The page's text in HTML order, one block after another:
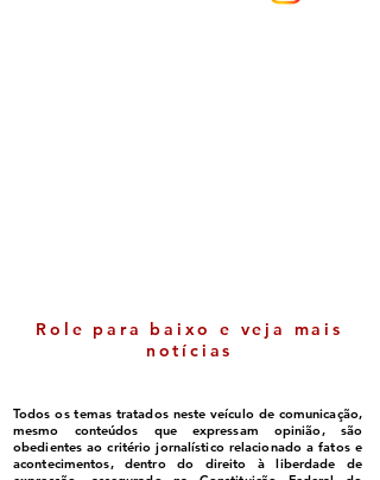
Role para baixo e veja mais
notícias
Todos os temas tratados neste veículo de comunicação,
mesmo conteúdos que expressam opinião, são
obedientes ao critério jornalístico relacionado a fatos e
acontecimentos, dentro do direito à liberdade de